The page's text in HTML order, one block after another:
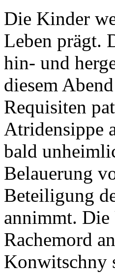
Die Kinder
Leben prägt.
hin- und
diesem
Requisiten
Atridensippe
bald
Belauerung
Beteiligung
annimmt. Die
Rachemord
Konwitschny